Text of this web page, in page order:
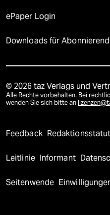
ePaper Login
Downloads für
© 2026 taz Verlags und
Alle Rechte vorbehalten. Bei
wenden Sie sich bitte an
Feedback Redaktionsstatut
Leitlinie Informant
Seitenwende